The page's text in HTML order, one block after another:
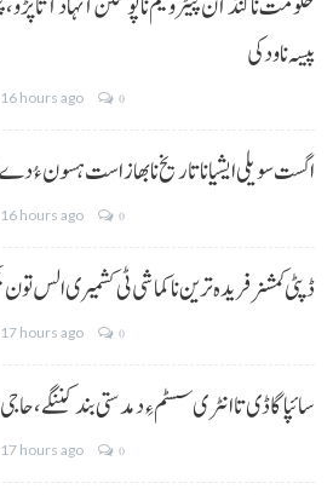
پیسہ نا ودکی
16 hours ago 0
5 اگست سویلی ایشیا نا تاریخ نا بھاز است ہسون ءُ
16 hours ago 0
ڈپٹی کمشنر فریدہ ترین نا کماشی ٹی کشمیری الس تون
17 hours ago 0
سائپا گاڈی تا انٹری سسٹم ءِ دمدستی بند کننگے،
17 hours ago 0